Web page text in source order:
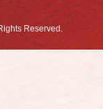
Reserved.